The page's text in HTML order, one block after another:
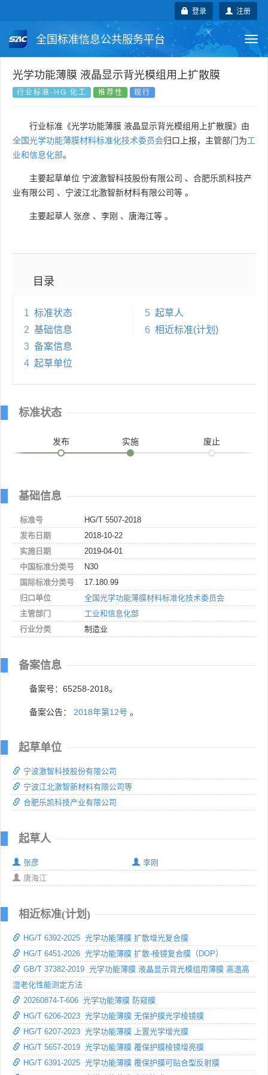
注册
登录
全国标准信息公共服务平台
国家标准 行业标准 地方标准
国外标准 技术委员会
光学功能薄膜 液晶显示背光模组用上扩散膜
行业标准-HG 化工 推荐性 现行
行业标准《光学功能薄膜 液晶显示背光模组用上扩散膜》由
全国光学功能薄膜材料标准化技术委员会归口上报，主管部门为工
业和信息化部。
主要起草单位 宁波激智科技股份有限公司 、 合肥乐凯科技产
业有限公司 、 宁波江北激智新材料有限公司等 。
主要起草人 张彦 、 李刚 、 唐海江等 。
目录
1 标准状态
2 基础信息
3 备案信息
4 起草单位
5 起草人
6 相近标准(计划)
标准状态
发布 实施 废止
基础信息
标准号
HG/T 5507-2018
发布日期
2018-10-22
实施日期
2019-04-01
中国标准分类号
N30
国际标准分类号
17.180.99
归口单位
全国光学功能薄膜材料标准化技术委员会
主管部门
工业和信息化部
行业分类
制造业
备案信息
备案号：65258-2018。
备案公告： 2018年第12号 。
起草单位
宁波激智科技股份有限公司
宁波江北激智新材料有限公司等
合肥乐凯科技产业有限公司
起草人
张彦
李刚
唐海江
相近标准(计划)
HG/T 6392-2025 光学功能薄膜 扩散增光复合膜
HG/T 6451-2026 光学功能薄膜 扩散-棱镜复合膜（DOP）
GB/T 37382-2019 光学功能薄膜 液晶显示背光模组用薄膜 高温高
湿老化性能测定方法
20260874-T-606 光学功能薄膜 防窥膜
HG/T 6206-2023 光学功能薄膜 无保护膜光学棱镜膜
HG/T 6207-2023 光学功能薄膜 上置光学增光膜
HG/T 5657-2019 光学功能薄膜 覆保护膜棱镜增亮膜
HG/T 6391-2025 光学功能薄膜 覆保护膜可贴合型反射膜